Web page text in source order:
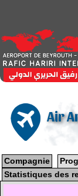
Air
Compagnie
Statistiques des